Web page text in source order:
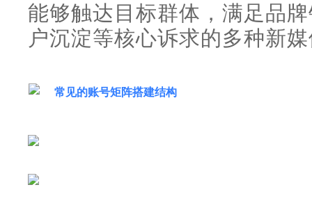
能够触达目标群体，满足品
户沉淀等核心诉求的多种新
常见的账号矩阵搭建结构